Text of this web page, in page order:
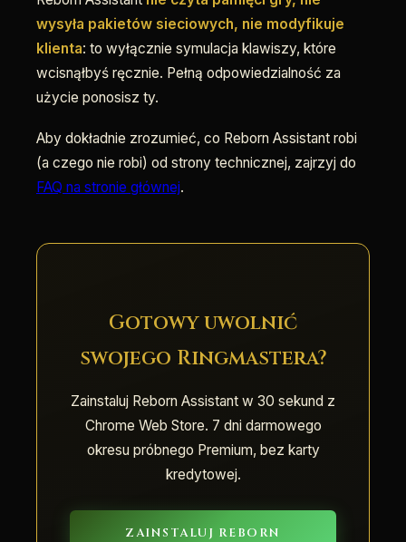
wysyła pakietów sieciowych, nie modyfikuje
klienta: to wyłącznie symulacja klawiszy, które
wcisnąłbyś ręcznie. Pełną odpowiedzialność za
użycie ponosisz ty.
Aby dokładnie zrozumieć, co Reborn Assistant robi
(a czego nie robi) od strony technicznej, zajrzyj do
FAQ na stronie głównej.
Gotowy uwolnić
swojego Ringmastera?
Zainstaluj Reborn Assistant w 30 sekund z
Chrome Web Store. 7 dni darmowego
okresu próbnego Premium, bez karty
kredytowej.
ZAINSTALUJ REBORN